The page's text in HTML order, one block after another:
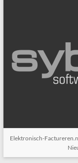
Elektronisch-